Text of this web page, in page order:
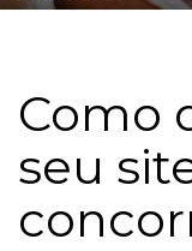
Como
seu